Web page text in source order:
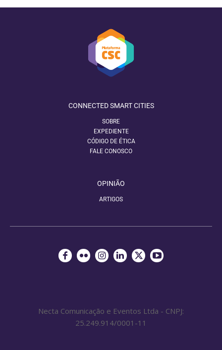
CONNECTED SMART CITIES
SOBRE
EXPEDIENTE
CÓDIGO DE ÉTICA
FALE CONOSCO
OPINIÃO
ARTIGOS
Necta Comunicação e Eventos Ltda - CNPJ:
25.249.914/0001-11